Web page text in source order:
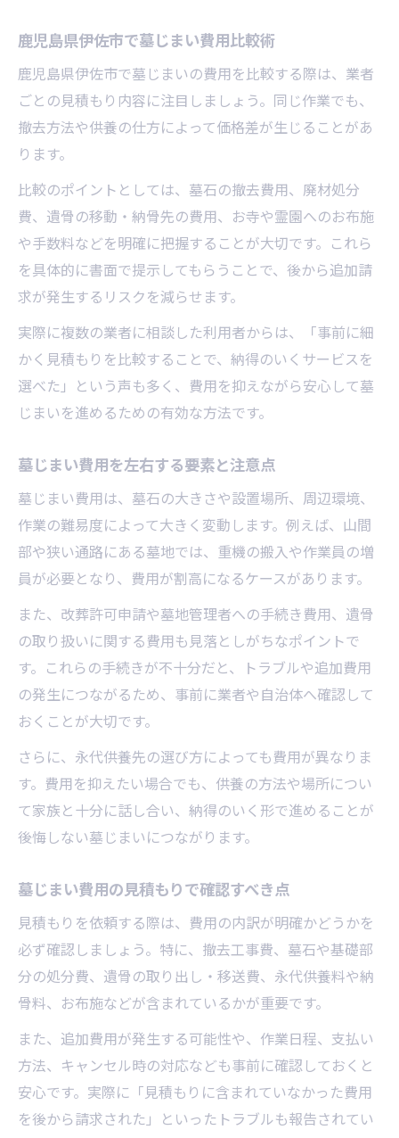
法
墓じまい費用に関わる行政手続きの流れ
墓じまい費用の相場とよくある質問事例
墓じまいを安心して進めるための注意点
墓じまい費用を巡る業者選びの注意事項
墓じまい費用交渉時のポイントと心得
墓じまい費用を明確にするための相談先
墓じまい費用で失敗しない契約の進め方
墓じまい費用と家族の意見調整の進め方
墓じまい費用を家族で話し合う際の工夫
墓じまい費用を共有し合意を得る方法
墓じまい費用について親族と相談するポイ
ント
鹿児島県伊佐市で墓じまい費用比較術
鹿児島県伊佐市で墓じまいの費用を比較する際は、業者
ごとの見積もり内容に注目しましょう。同じ作業でも、
撤去方法や供養の仕方によって価格差が生じることがあ
ります。
比較のポイントとしては、墓石の撤去費用、廃材処分
費、遺骨の移動・納骨先の費用、お寺や霊園へのお布施
や手数料などを明確に把握することが大切です。これら
を具体的に書面で提示してもらうことで、後から追加請
求が発生するリスクを減らせます。
実際に複数の業者に相談した利用者からは、「事前に細
かく見積もりを比較することで、納得のいくサービスを
選べた」という声も多く、費用を抑えながら安心して墓
じまいを進めるための有効な方法です。
墓じまい費用を左右する要素と注意点
墓じまい費用は、墓石の大きさや設置場所、周辺環境、
作業の難易度によって大きく変動します。例えば、山間
部や狭い通路にある墓地では、重機の搬入や作業員の増
員が必要となり、費用が割高になるケースがあります。
また、改葬許可申請や墓地管理者への手続き費用、遺骨
の取り扱いに関する費用も見落としがちなポイントで
す。これらの手続きが不十分だと、トラブルや追加費用
の発生につながるため、事前に業者や自治体へ確認して
おくことが大切です。
さらに、永代供養先の選び方によっても費用が異なりま
す。費用を抑えたい場合でも、供養の方法や場所につい
て家族と十分に話し合い、納得のいく形で進めることが
後悔しない墓じまいにつながります。
墓じまい費用の見積もりで確認すべき点
見積もりを依頼する際は、費用の内訳が明確かどうかを
必ず確認しましょう。特に、撤去工事費、墓石や基礎部
分の処分費、遺骨の取り出し・移送費、永代供養料や納
骨料、お布施などが含まれているかが重要です。
また、追加費用が発生する可能性や、作業日程、支払い
方法、キャンセル時の対応なども事前に確認しておくと
安心です。実際に「見積もりに含まれていなかった費用
を後から請求された」といったトラブルも報告されてい